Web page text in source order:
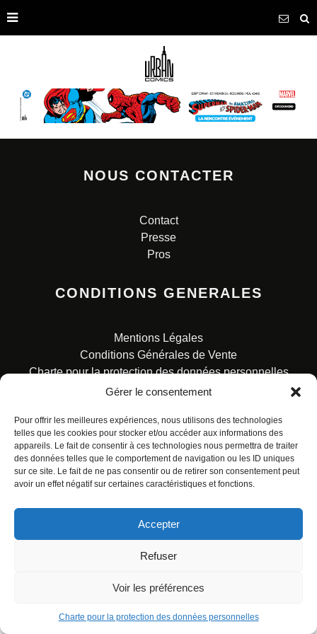
Gérer le consentement
Pour offrir les meilleures expériences, nous utilisons des technologies
telles que les cookies pour stocker et/ou accéder aux informations des
appareils. Le fait de consentir à ces technologies nous permettra de traiter
des données telles que le comportement de navigation ou les ID uniques
sur ce site. Le fait de ne pas consentir ou de retirer son consentement peut
avoir un effet négatif sur certaines caractéristiques et fonctions.
Accepter
Refuser
Voir les préférences
Charte pour la protection des données personnelles
NOUS CONTACTER
Contact
Presse
Pros
CONDITIONS GENERALES
Mentions Légales
Conditions Générales de Vente
Charte pour la protection des données personnelles
© ALL RIGHTS RESERVED. URBAN COMICS POUR LES
ÉDITIONS FRANÇAISES.